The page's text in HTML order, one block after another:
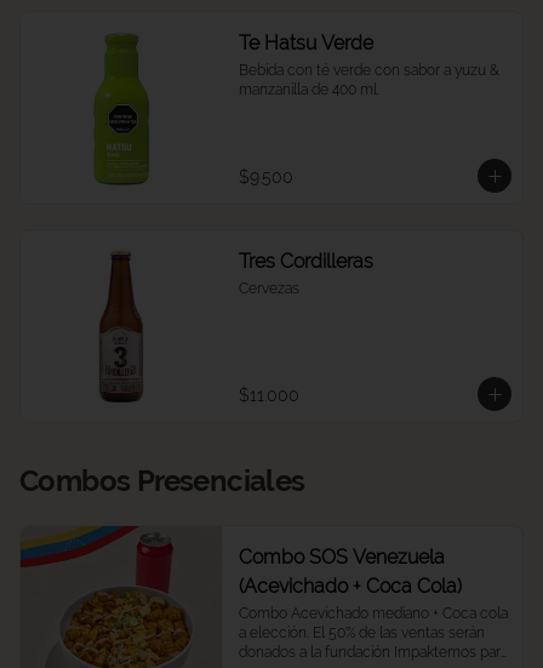
Te Hatsu Verde
Bebida con té verde con sabor a yuzu &
manzanilla de 400 ml.
$9.500
Tres Cordilleras
Cervezas
$11.000
Combos Presenciales
Combo SOS Venezuela
(Acevichado + Coca Cola)
Combo Acevichado mediano + Coca cola
a elección. El 50% de las ventas serán
donados a la fundación Impaktemos para